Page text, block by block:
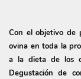
Con el objetivo de
ovina en toda la
a la dieta de los
Degustación de